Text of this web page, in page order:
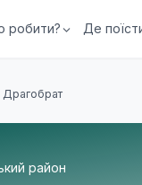
робити? Де
Драгобрат
район